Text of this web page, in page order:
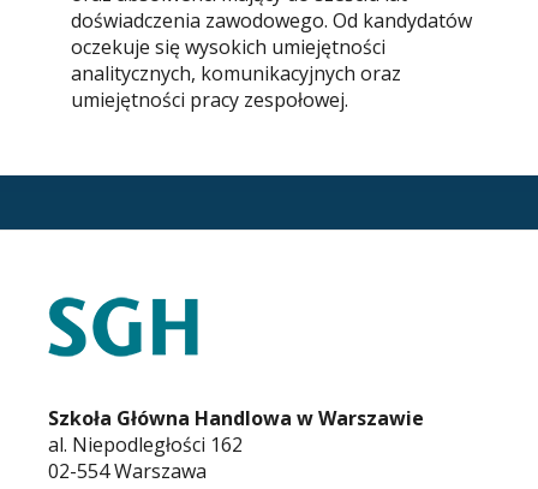
doświadczenia zawodowego. Od kandydatów
oczekuje się wysokich umiejętności
analitycznych, komunikacyjnych oraz
umiejętności pracy zespołowej.
Szkoła Główna Handlowa w Warszawie
al. Niepodległości 162
02-554 Warszawa